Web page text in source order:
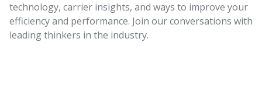
technology, carrier insights, and ways to improve your
efficiency and performance. Join our conversations with
leading thinkers in the industry.